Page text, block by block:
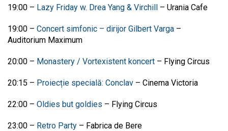
19:00 – Lazy Friday w. Drea Yang & Virchill – Urania Cafe
19:00 – Concert simfonic – dirijor Gilbert Varga –
Auditorium Maximum
20:00 – Monastery / Vortexistent koncert – Flying Circus
20:15 – Proiecție specială: Conclav – Cinema Victoria
22:00 – Oldies but goldies – Flying Circus
23:00 – Retro Party – Fabrica de Bere